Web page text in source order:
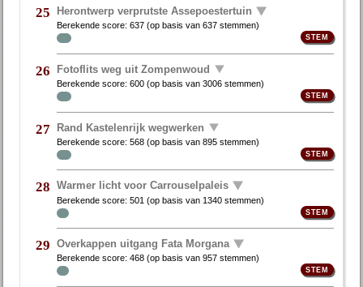
25 Herontwerp verprutste Assepoestertuin
Berekende score:637 (op basis van637 stemmen)
26 Fotoflits weg uit Zompenwoud
Berekende score:600 (op basis van3006 stemmen)
27 Rand Kastelenrijk wegwerken
Berekende score:568 (op basis van895 stemmen)
28 Warmer licht voor Carrouselpaleis
Berekende score:501 (op basis van 1340 stemmen)
29 Overkappen uitgang Fata Morgana
Berekende score:468 (op basis van957 stemmen)